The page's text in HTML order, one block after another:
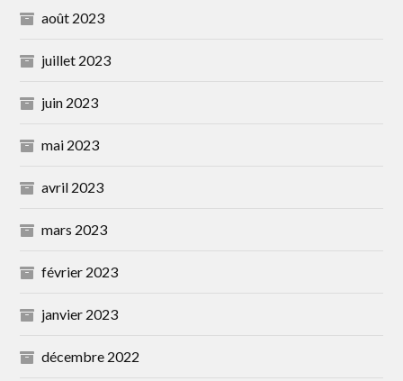
août 2023
juillet 2023
juin 2023
mai 2023
avril 2023
mars 2023
février 2023
janvier 2023
décembre 2022